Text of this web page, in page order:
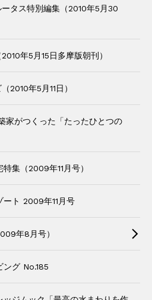
タス特別編集（2010年5月30
年5月15日多摩版朝刊）
2010年5月11日）
家がつくった「たったひとつの
集（2009年11月号）
ート 2009年11月号
年8月号）
ング No.185